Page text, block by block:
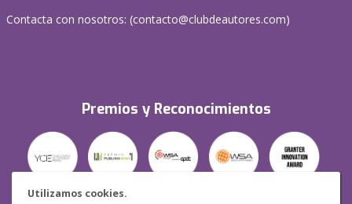
Utilizamos cookies.
Contacta con nosotros: (contacto@clubdeautores.com)
Premios y Reconocimientos